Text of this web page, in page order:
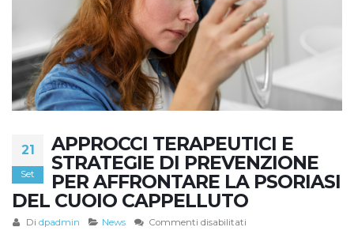
21
Set
APPROCCI TERAPEUTICI E
STRATEGIE DI PREVENZIONE
PER AFFRONTARE LA PSORIASI
DEL CUOIO CAPPELLUTO
Di dpadmin News Commenti disabilitati